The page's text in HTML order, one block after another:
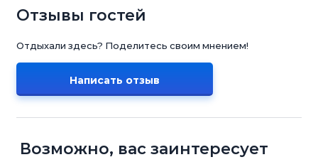
Отзывы гостей
Отдыхали здесь? Поделитесь своим мнением!
Написать отзыв
Возможно, вас заинтересует